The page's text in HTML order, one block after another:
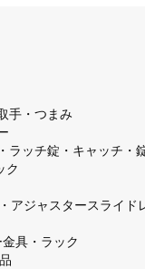
手・つまみ
ラッチ錠・キャッチ・
ク
アジャスタースライド
具・ラック